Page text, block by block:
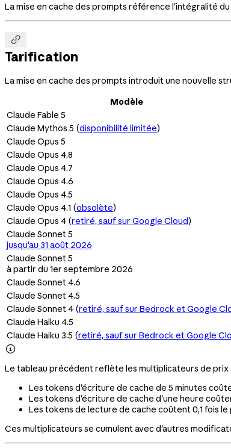
La mise en cache des prompts référence l'intégralité

Tarification
La mise en cache des prompts introduit une nouvelle
Modèle
Claude Fable 5
Claude Mythos 5 (disponibilité limitée)
Claude Opus 5
Claude Opus 4.8
Claude Opus 4.7
Claude Opus 4.6
Claude Opus 4.5
Claude Opus 4.1 (obsolète)
Claude Opus 4 (retiré, sauf sur Google Cloud)
Claude Sonnet 5
jusqu'au 31 août 2026
Claude Sonnet 5
à partir du 1er septembre 2026
Claude Sonnet 4.6
Claude Sonnet 4.5
Claude Sonnet 4 (retiré, sauf sur Bedrock et Google
Claude Haiku 4.5
Claude Haiku 3.5 (retiré, sauf sur Bedrock et Google

Le tableau précédent reflète les multiplicateurs de prix
Les tokens d'écriture de cache de 5 minutes
Les tokens d'écriture de cache d'une heure
Les tokens de lecture de cache coûtent 0,1 fois
Ces multiplicateurs se cumulent avec d'autres